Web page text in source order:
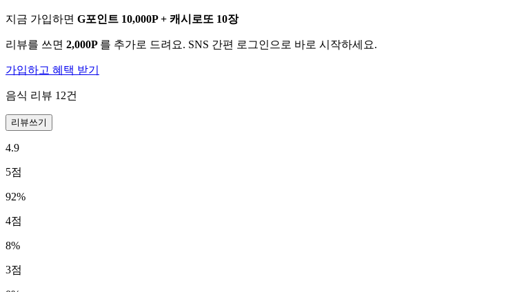
지금 가입하면 G포인트 10,000P + 캐시로또 10장
리뷰를 쓰면 2,000P 를 추가로 드려요. SNS 간편 로그인으로 바로 시작하세요.
가입하고 혜택 받기
음식 리뷰 12건
리뷰쓰기
4.9
5점
92%
4점
8%
3점